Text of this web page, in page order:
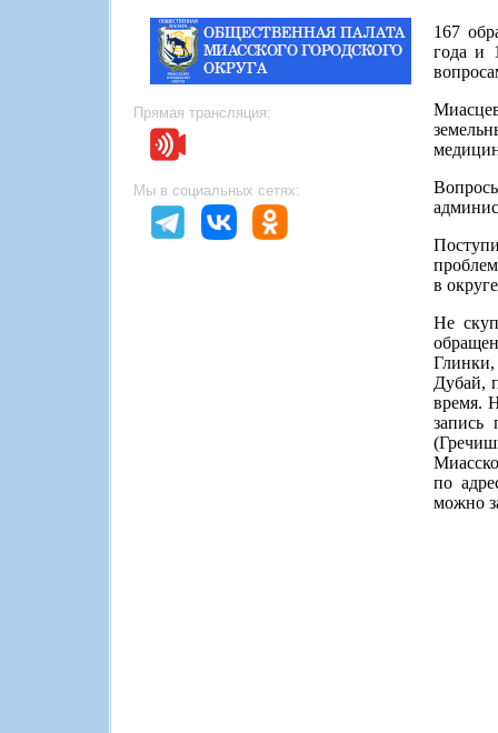
Прямая трансляция:
Мы в социальных сетях:
167
года и
в
Не
Дубай,
время.
запись
по
можно